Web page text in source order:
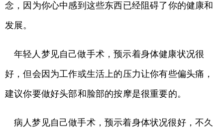
念，因为你心中感到这些东西已经阻碍了你的健康和
发展。
年轻人梦见自己做手术，预示着身体健康状况很
好，但会因为工作或生活上的压力让你有些偏头痛，
建议你要做好头部和脸部的按摩是很重要的。
病人梦见自己做手术，预示着身体状况很好，不久